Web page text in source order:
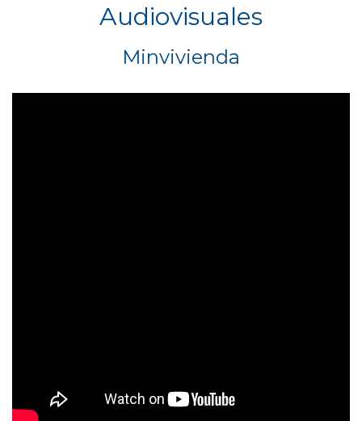
Audiovisuales
Minvivienda